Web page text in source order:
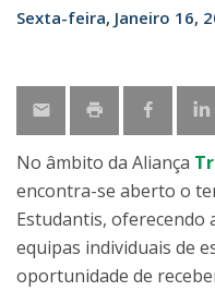
Sexta-feira, Janeiro 16,
No âmbito da Aliança
encontra-se aberto o
Estudantis, oferecendo
equipas individuais de
oportunidade de